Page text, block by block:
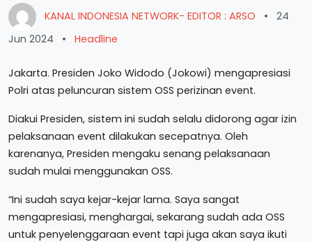
KANAL INDONESIA NETWORK- EDITOR : ARSO •
24
Jun 2024
• Headline
Jakarta. Presiden Joko Widodo (Jokowi) mengapresiasi
Polri atas peluncuran sistem OSS perizinan event.
Diakui Presiden, sistem ini sudah selalu didorong agar izin
pelaksanaan event dilakukan secepatnya. Oleh
karenanya, Presiden mengaku senang pelaksanaan
sudah mulai menggunakan OSS.
“Ini sudah saya kejar-kejar lama. Saya sangat
mengapresiasi, menghargai, sekarang sudah ada OSS
untuk penyelenggaraan event tapi juga akan saya ikuti